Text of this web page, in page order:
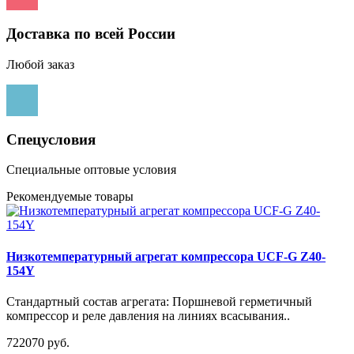
Доставка по всей России
Любой заказ
Спецусловия
Специальные оптовые условия
Рекомендуемые товары
Низкотемпературный агрегат компрессора UCF-G Z40-
154Y
Стандартный состав агрегата: Поршневой герметичный
компрессор и реле давления на линиях всасывания..
722070 руб.